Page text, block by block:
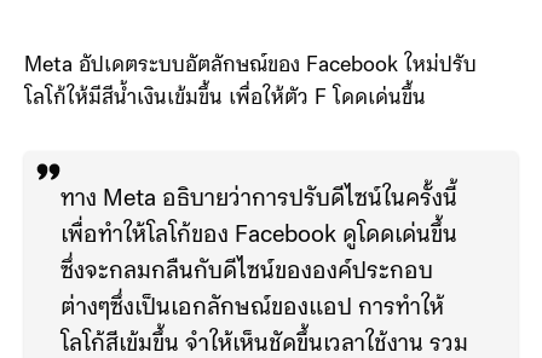
Meta อัปเดตระบบอัตลักษณ์ของ Facebook ใหม่ปรับ
โลโก้ให้มีสีน้ำเงินเข้มขึ้น เพื่อให้ตัว F โดดเด่นขึ้น
ทาง Meta อธิบายว่าการปรับดีไซน์ในครั้งนี้
เพื่อทำให้โลโก้ของ Facebook ดูโดดเด่นขึ้น
ซึ่งจะกลมกลืนกับดีไซน์ขององค์ประกอบ
ต่างๆซึ่งเป็นเอกลักษณ์ของแอป การทำให้
โลโก้สีเข้มขึ้น จำให้เห็นชัดขึ้นเวลาใช้งาน รวม